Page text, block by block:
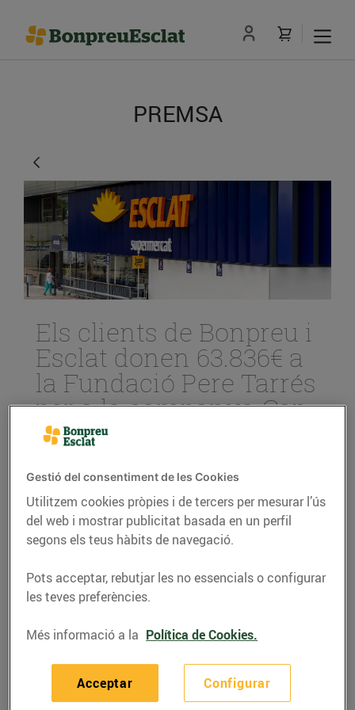
PREMSA
Els clients de Bonpreu i
Esclat donen 63.836€ a
la Fundació Pere Tarrés
per a la campanya Cap
Infant sense colònies
La recaptació s’ha portat a terme a través
establiments del Grup Bon Preu i s’han
infant sense colònies, que promou la
social en colònies i casals d’estiu
mitjançant la concessió de beques.
Des del febrer de 2019, Bon Preu ha
Gestió del consentiment de les Cookies
Utilitzem cookies pròpies i de tercers per mesurar l’ús
del web i mostrar publicitat basada en un perfil
segons els teus hàbits de navegació.
Pots acceptar, rebutjar les no essencials o configurar
les teves preferències.
Més informació a la Política de Cookies.
Configurar
Acceptar